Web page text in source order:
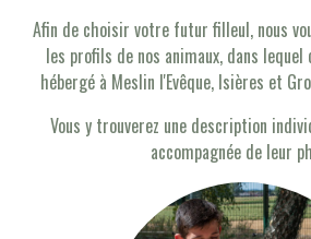
Afin de choisir votre futur filleul, nous
les profils de nos animaux, dans lequel
hébergé à Meslin l'Evêque, Isières et
Vous y trouverez une description
accompagnée de leur